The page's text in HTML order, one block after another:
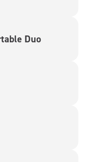
Duo